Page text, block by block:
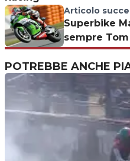
Articolo
Superbike
sempre
POTREBBE ANCHE